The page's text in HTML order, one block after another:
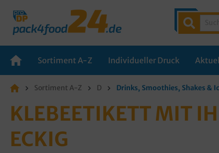
Sortiment A-Z Individueller Druck
Sortiment A-Z D Drinks, Smoothies, Shakes &
KLEBEETIKETT MIT
ECKIG